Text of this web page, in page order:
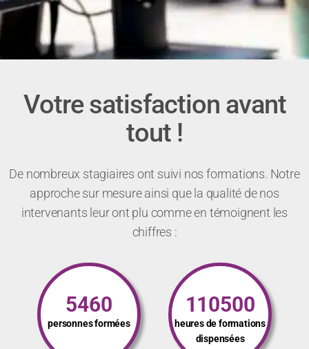
Votre satisfaction avant
tout !
De nombreux stagiaires ont suivi nos formations. Notre
approche sur mesure ainsi que la qualité de nos
intervenants leur ont plu comme en témoignent les
chiffres :
5460
personnes formées
110500
heures de formations
dispensées